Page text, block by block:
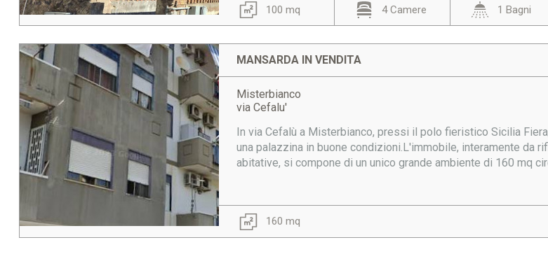
100 mq 4 Camere 1 Bagni
MANSARDA IN VENDITA
Misterbianco
via Cefalu'
In via Cefalù a Misterbianco, pressi il polo fieristico Sicilia
una palazzina in buone condizioni.L'immobile, interamente
abitative, si compone di un unico grande ambiente di 160 mq
160 mq